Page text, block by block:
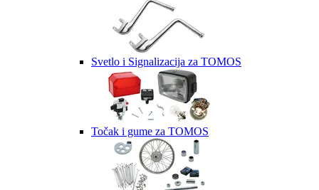
Svetlo i Signalizacija za TOMOS
Točak i gume za TOMOS